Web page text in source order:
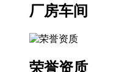
厂房车间
荣誉资质